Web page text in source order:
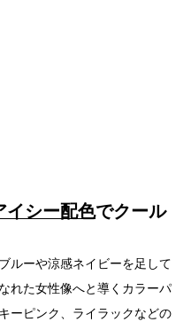
イシー配色でクール
ルーや涼感ネイビーを足して
れた女性像へと導くカラーパ
ーピンク、ライラックなどの